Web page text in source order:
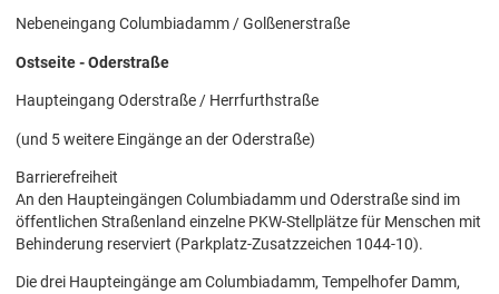
Nebeneingang Columbiadamm / Golßenerstraße
Ostseite - Oderstraße
Haupteingang Oderstraße / Herrfurthstraße
(und 5 weitere Eingänge an der Oderstraße)
Barrierefreiheit
An den Haupteingängen Columbiadamm und Oderstraße sind im
öffentlichen Straßenland einzelne PKW-Stellplätze für Menschen mit
Behinderung reserviert (Parkplatz-Zusatzzeichen 1044-10).
Die drei Haupteingänge am Columbiadamm, Tempelhofer Damm,